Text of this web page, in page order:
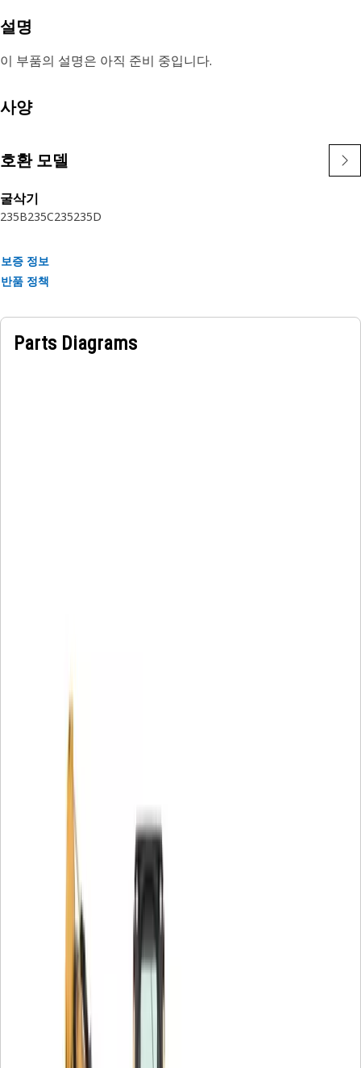
설명
이 부품의 설명은 아직 준비 중입니다.
사양
호환 모델
굴삭기
235B235C235235D
보증 정보
반품 정책
Parts Diagrams